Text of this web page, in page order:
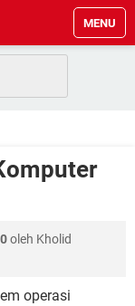
MENU
CALL
OF CLANS
Enkapsulasi
oleh Kholid
operasi